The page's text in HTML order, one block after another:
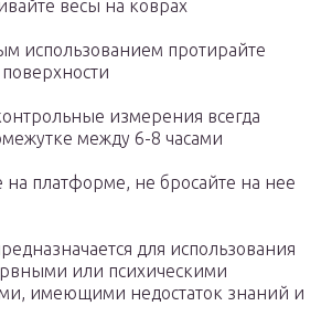
весы на коврах
использованием протирайте
измерения всегда
между 6-8 часами
на платформе, не бросайте на нее
для использования
или психическими
имеющими недостаток знаний и